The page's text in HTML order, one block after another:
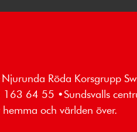
Röda Korsgrupp
64 55 •Sundsvalls
och världen över.